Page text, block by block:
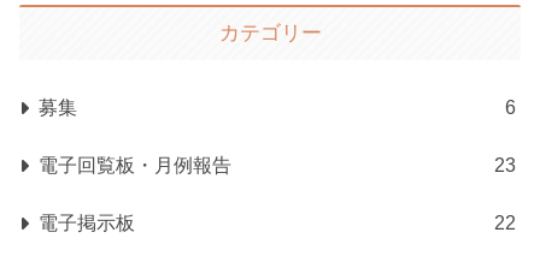
カテゴリー
募集 6
電子回覧板・月例報告 23
電子掲示板 22